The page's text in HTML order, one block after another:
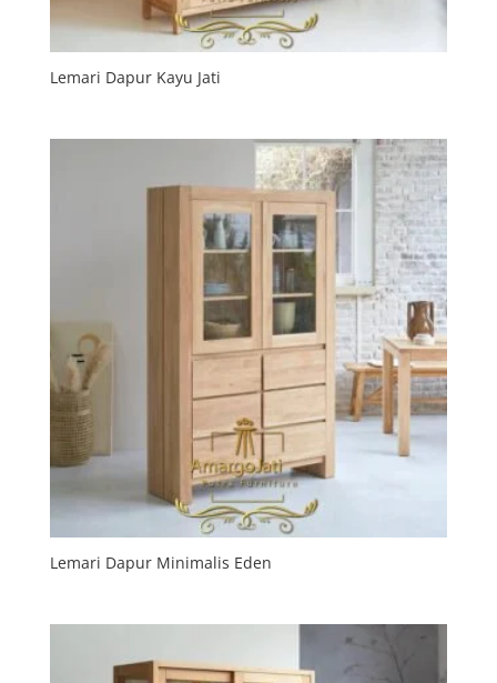
Lemari Dapur Kayu Jati
Lemari Dapur Minimalis Eden